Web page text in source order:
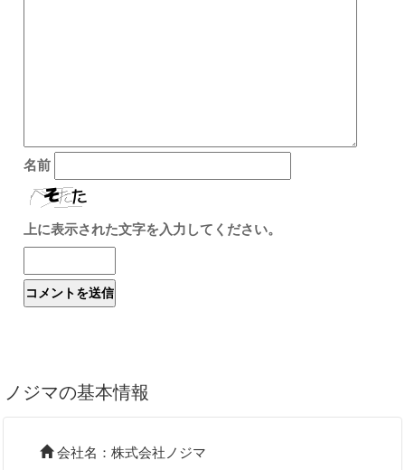
名前
上に表示された文字を入力してください。
ノジマの基本情報
会社名：株式会社ノジマ